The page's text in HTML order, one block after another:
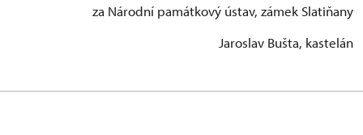
za Národní památkový ústav, zámek Slatiňany
Jaroslav Bušta, kastelán